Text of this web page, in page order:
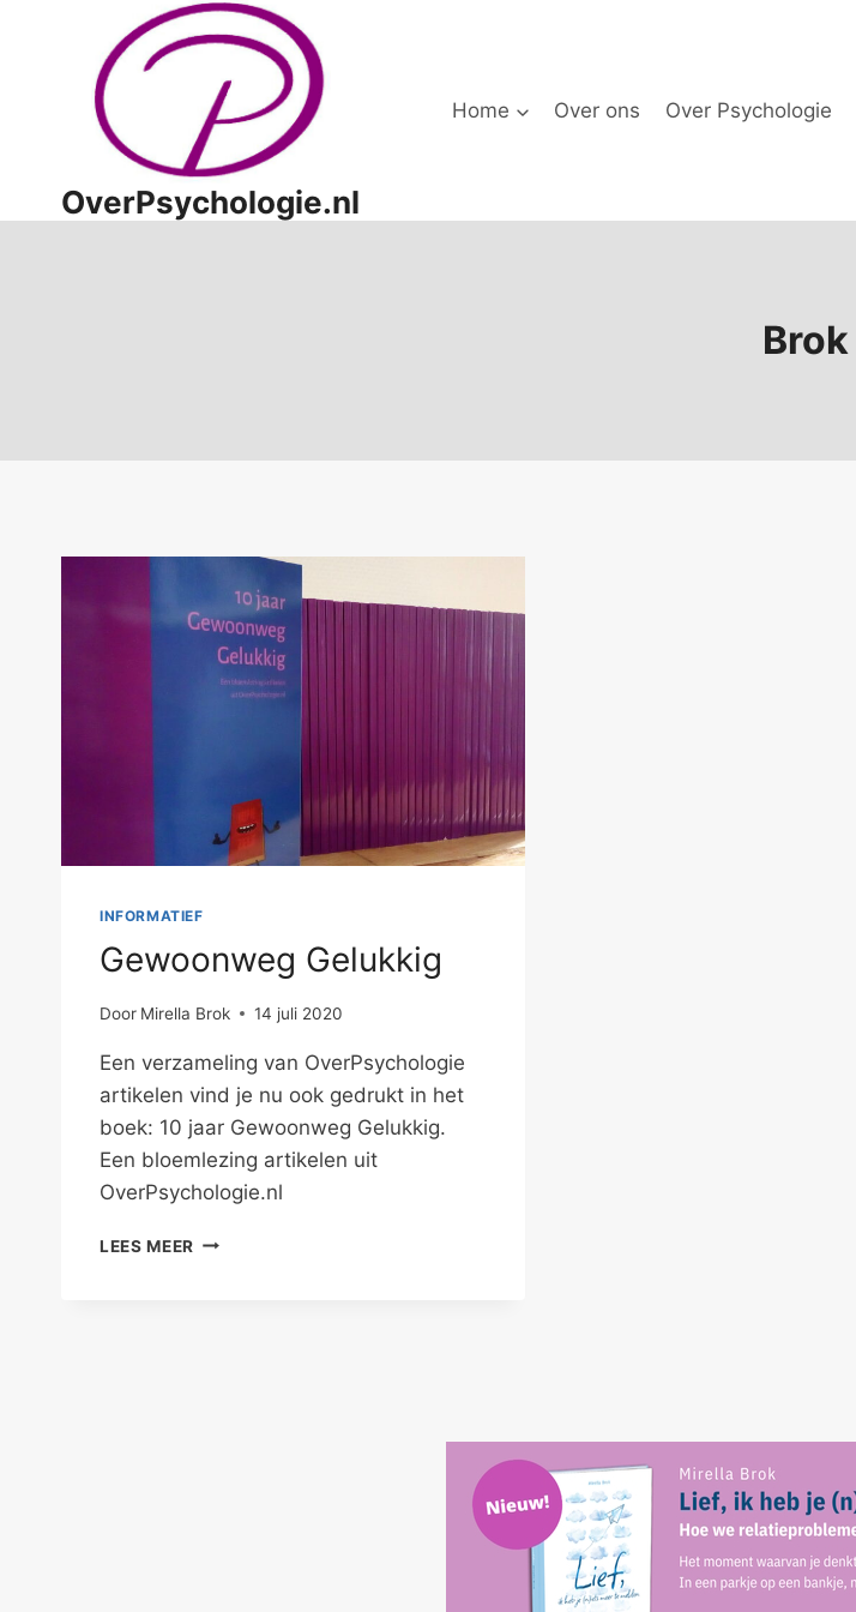
OverPsychologie.nl
Home Over ons Over Psychologie
Brok
INFORMATIEF
Gewoonweg Gelukkig
Door Mirella Brok 14 juli 2020
Een verzameling van OverPsychologie
artikelen vind je nu ook gedrukt in het
boek: 10 jaar Gewoonweg Gelukkig.
Een bloemlezing artikelen uit
OverPsychologie.nl
LEES MEER GEWOONWEG